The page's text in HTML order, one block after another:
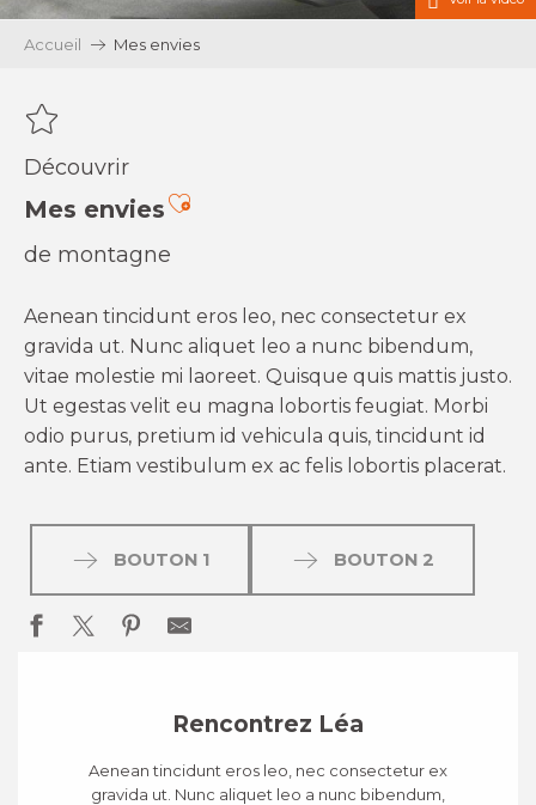
Accueil Mes envies
Découvrir
Mes enviesAjouter aux favoris
de montagne
Aenean tincidunt eros leo, nec consectetur ex
gravida ut. Nunc aliquet leo a nunc bibendum,
vitae molestie mi laoreet. Quisque quis mattis justo.
Ut egestas velit eu magna lobortis feugiat. Morbi
odio purus, pretium id vehicula quis, tincidunt id
ante. Etiam vestibulum ex ac felis lobortis placerat.
BOUTON 1 BOUTON 2
Rencontrez Léa
Aenean tincidunt eros leo, nec consectetur ex
gravida ut. Nunc aliquet leo a nunc bibendum,